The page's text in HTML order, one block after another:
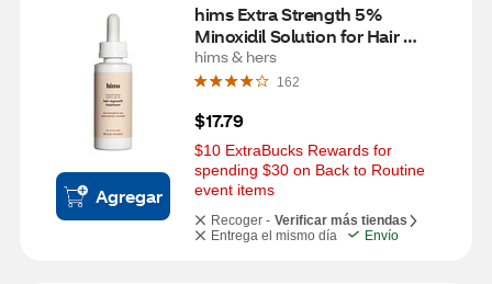
Agregar
hims Extra Strength 5%
Minoxidil Solution for Hair
Regrowth, 1 Month Supply
hims & hers
162
$17.79
$10 ExtraBucks Rewards for
spending $30 on Back to Routine
event items
Recoger - Verificar más tiendas
Entrega el mismo día
Envío